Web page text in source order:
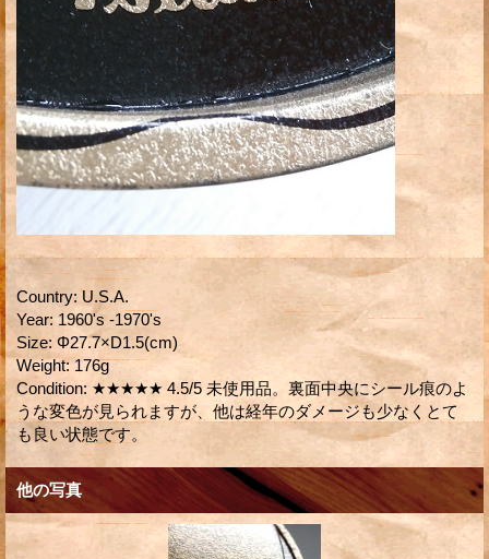
Country: U.S.A.
Year: 1960's -1970's
Size: Φ27.7×D1.5(cm)
Weight: 176g
Condition: ★★★★★ 4.5/5 未使用品。裏面中央にシール痕のよ
うな変色が見られますが、他は経年のダメージも少なくとて
も良い状態です。
他の写真